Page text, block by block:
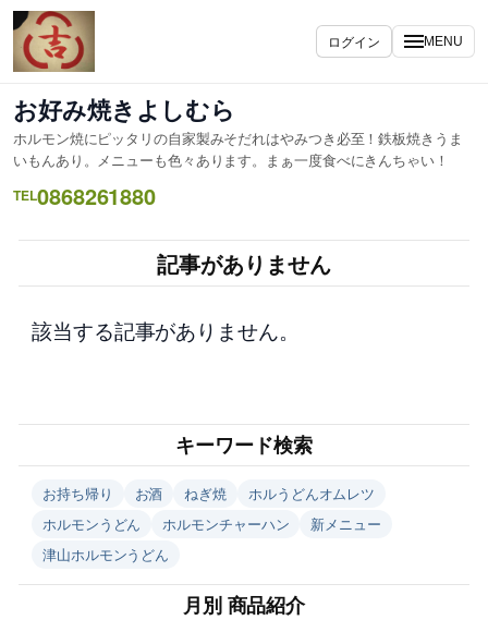
内
容
を
キ
ッ
プ
ログイン MENU
お好み焼きよしむら
ホルモン焼にピッタリの自家製みそだれはやみつき必至！鉄板焼きうま
いもんあり。メニューも色々あります。まぁ一度食べにきんちゃい！
TEL0868261880
記事がありません
該当する記事がありません。
キーワード検索
お持ち帰り お酒 ねぎ焼
ホルうどんオムレツ
ホルモンうどん
ホルモンチャーハン
新メニュー
津山ホルモンうどん
月別 商品紹介